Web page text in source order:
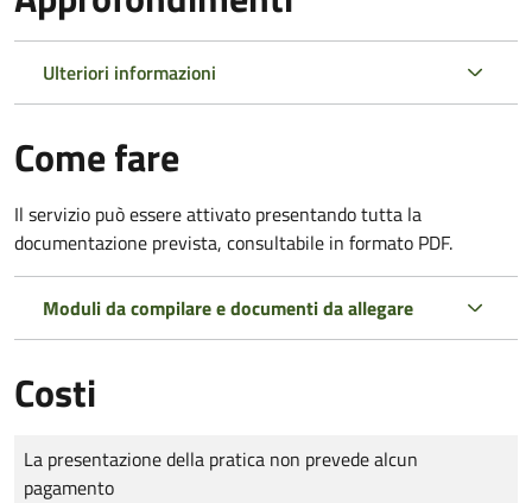
Ulteriori informazioni
Come fare
Il servizio può essere attivato presentando tutta la
documentazione prevista, consultabile in formato PDF.
Moduli da compilare e documenti da allegare
Costi
Tipo di pagamento
Importo
La presentazione della pratica non prevede alcun
pagamento